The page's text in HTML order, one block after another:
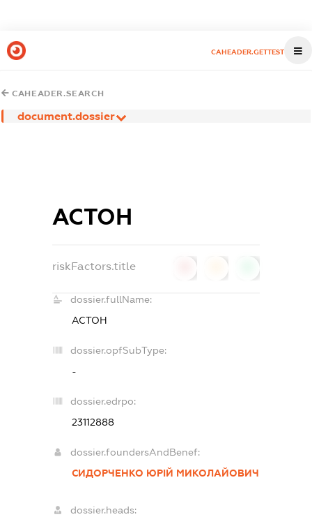
CAHEADER.GETTEST
CAHEADER.SEARCH
document.dossier
АСТОН
riskFactors.title
dossier.fullName:
АСТОН
dossier.opfSubType:
-
dossier.edrpo:
23112888
dossier.foundersAndBenef:
СИДОРЧЕНКО ЮРІЙ МИКОЛАЙОВИЧ
dossier.heads: